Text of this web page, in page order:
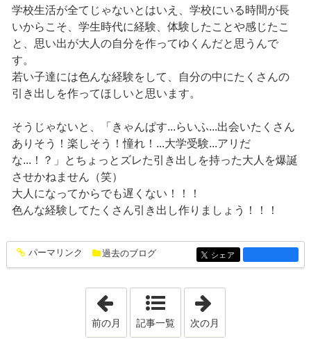
学校生活が全てじゃないとはいえ、学校にいる時間が長
いからこそ、学生時代に経験、体験したことや感じたこ
と、思い出が大人の自分を作ってゆくんだと思うんで
す。
若い子達には色んな経験をして、自分の中にたくさんの
引き出しを作ってほしいと思います。
そうじゃないと、「きゃんぱす...らいふ...出会いたくさん
ありそう！楽しそう！憧れ！...大学受験...アリだ
な...！？」とちょっとズレた引き出しを持った大人を爆誕
させかねません（笑）
大人になってからでも遅くない！！！
色んな経験してたくさん引き出し作りましょう！！！
entry1361
パーマリンク 過去のブログ entry1361
シェア
「2022年3月」
前の月 記事一覧 次の月